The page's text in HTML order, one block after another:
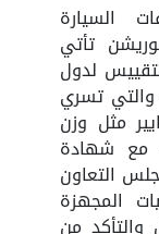
السيارة
تأتي
لدول
والتي تسري
مثل وزن
مع شهادة
التعاون
المجهزة